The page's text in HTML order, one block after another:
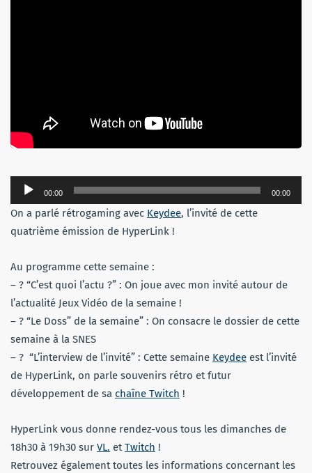
Lecteur
audio
00:00 00:00
On a parlé rétrogaming avec Keydee, l’invité de cette
quatrième émission de HyperLink !
Au programme cette semaine :
– ? “C’est quoi l’actu ?” : On joue avec mon invité autour de
l’actualité Jeux Vidéo de la semaine !
– ? “Le Doss” de la semaine” : On consacre le dossier de cette
semaine à la SNES
– ? “L’interview de l’invité” : Cette semaine Keydee est l’invité
de HyperLink, on parle souvenirs rétro et futur
développement de sa chaîne Twitch !
HyperLink vous donne rendez-vous tous les dimanches de
18h30 à 19h30 sur VL. etTwitch !
Retrouvez également toutes les informations concernant les